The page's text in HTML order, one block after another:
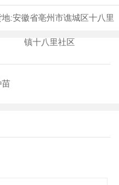
地:安徽省亳州市谯城区十八里
镇十八里社区
苗